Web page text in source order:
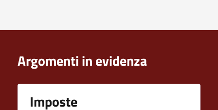
Argomenti in evidenza
Imposte